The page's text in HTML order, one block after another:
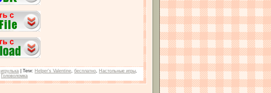
игрулька Теги: Helper's Valentine бесплатно Настольные игры
Головоломка